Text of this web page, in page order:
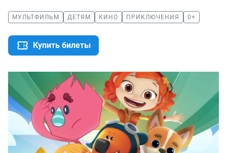
МУЛЬТФИЛЬМ ДЕТЯМ КИНО ПРИКЛЮЧЕНИЯ 0+
Купить билеты